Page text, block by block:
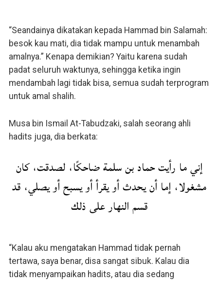
“Seandainya dikatakan kepada Hammad bin Salamah:
besok kau mati, dia tidak mampu untuk menambah
amalnya.” Kenapa demikian? Yaitu karena sudah
padat seluruh waktunya, sehingga ketika ingin
mendambah lagi tidak bisa, semua sudah terprogram
untuk amal shalih.
Musa bin Ismail At-Tabudzaki, salah seorang ahli
hadits juga, dia berkata:
إني ما رأيت حماد بن سلمة ضاحكًا، لصدقت، كان
مشغولا، إما أن يحدث أو يقرأ أو يسبح أو يصلي، قد
قسم النهار على ذلك
“Kalau aku mengatakan Hammad tidak pernah
tertawa, saya benar, disa sangat sibuk. Kalau dia
tidak menyampaikan hadits, atau dia sedang